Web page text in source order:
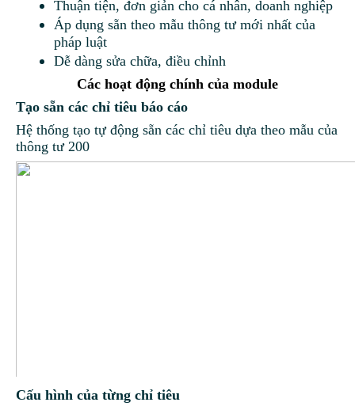
Thuận tiện, đơn giản cho cá nhân, doanh nghiệp
Áp dụng sẵn theo mẫu thông tư mới nhất của
pháp luật
Dễ dàng sửa chữa, điều chỉnh
Các hoạt động chính của module
Tạo sẵn các chỉ tiêu báo cáo
Hệ thống tạo tự động sẵn các chỉ tiêu dựa theo mẫu của
thông tư 200
Cấu hình của từng chỉ tiêu